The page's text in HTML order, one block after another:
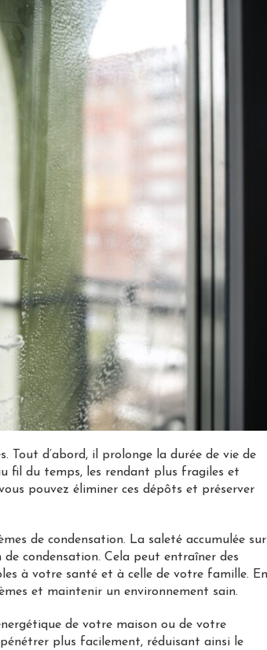
Tout d’abord, il prolonge la durée de vie de
fil du temps, les rendant plus fragiles et
pouvez éliminer ces dépôts et préserver
de condensation. La saleté accumulée sur
condensation. Cela peut entraîner des
à votre santé et à celle de votre famille.
et maintenir un environnement sain.
de votre maison ou de votre
plus facilement, réduisant ainsi le